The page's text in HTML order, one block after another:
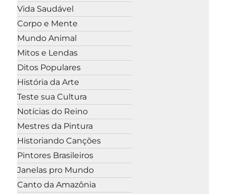
Vida Saudável
Corpo e Mente
Mundo Animal
Mitos e Lendas
Ditos Populares
História da Arte
Teste sua Cultura
Notícias do Reino
Mestres da Pintura
Historiando Canções
Pintores Brasileiros
Janelas pro Mundo
Canto da Amazônia